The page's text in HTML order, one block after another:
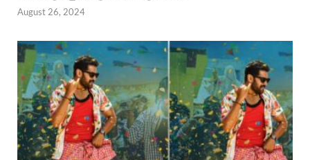
August 26, 2024